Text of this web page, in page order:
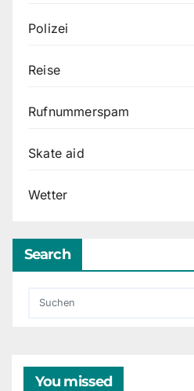
Polizei
Reise
Rufnummerspam
Skate aid
Wetter
Search
You missed